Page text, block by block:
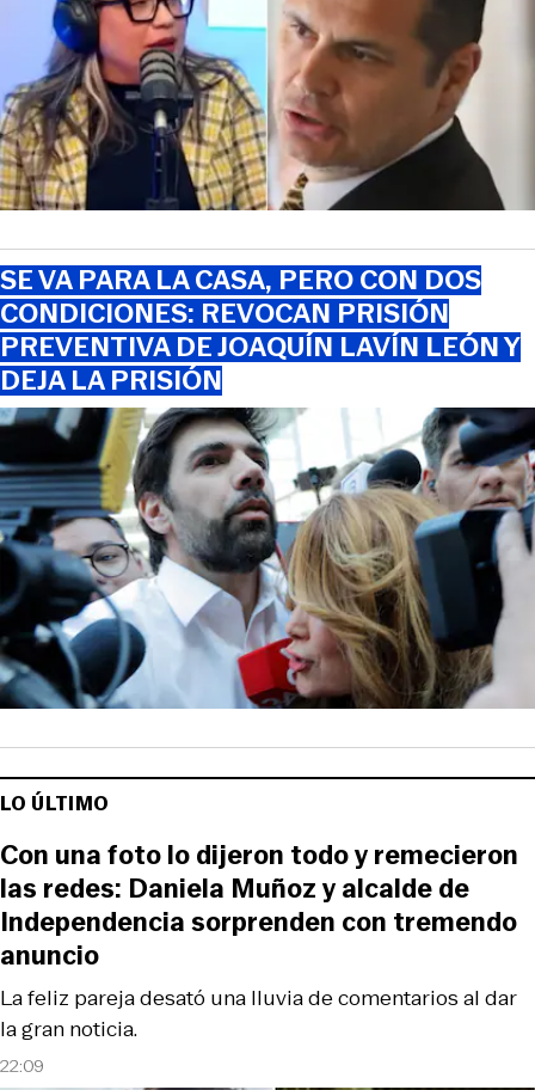
SE VA PARA LA CASA, PERO CON DOS
CONDICIONES: REVOCAN PRISIÓN
PREVENTIVA DE JOAQUÍN LAVÍN LEÓN Y
DEJA LA PRISIÓN
LO ÚLTIMO
22:09
La feliz pareja desató una lluvia de comentarios al dar
la gran noticia.
Con una foto lo dijeron todo y remecieron
las redes: Daniela Muñoz y alcalde de
Independencia sorprenden con tremendo
anuncio